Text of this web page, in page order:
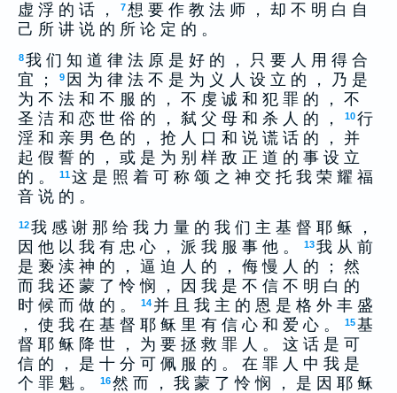
虚 浮 的 话 ，
7想 要 作 教 法 师 ， 却 不 明 白 自
己 所 讲 说 的 所 论 定 的 。
8我 们 知 道 律 法 原 是 好 的 ， 只 要 人 用 得 合
宜 ；
9 因 为 律 法 不 是 为 义 人 设 立 的 ， 乃 是
为 不 法 和 不 服 的 ， 不 虔 诚 和 犯 罪 的 ， 不
圣 洁 和 恋 世 俗 的 ， 弑 父 母 和 杀 人 的 ，
10行
淫 和 亲 男 色 的 ， 抢 人 口 和 说 谎 话 的 ， 并
起 假 誓 的 ， 或 是 为 别 样 敌 正 道 的 事 设 立
的 。
11这 是 照 着 可 称 颂 之 神 交 托 我 荣 耀 福
音 说 的 。
12我 感 谢 那 给 我 力 量 的 我 们 主 基 督 耶 稣 ，
因 他 以 我 有 忠 心 ， 派 我 服 事 他 。
13我 从 前
是 亵 渎 神 的 ， 逼 迫 人 的 ， 侮 慢 人 的 ； 然
而 我 还 蒙 了 怜 悯 ， 因 我 是 不 信 不 明 白 的
时 候 而 做 的 。
14 并 且 我 主 的 恩 是 格 外 丰 盛
， 使 我 在 基 督 耶 稣 里 有 信 心 和 爱 心 。
15基
督 耶 稣 降 世 ， 为 要 拯 救 罪 人 。 这 话 是 可
信 的 ， 是 十 分 可 佩 服 的 。 在 罪 人 中 我 是
个 罪 魁 。
16然 而 ， 我 蒙 了 怜 悯 ， 是 因 耶 稣